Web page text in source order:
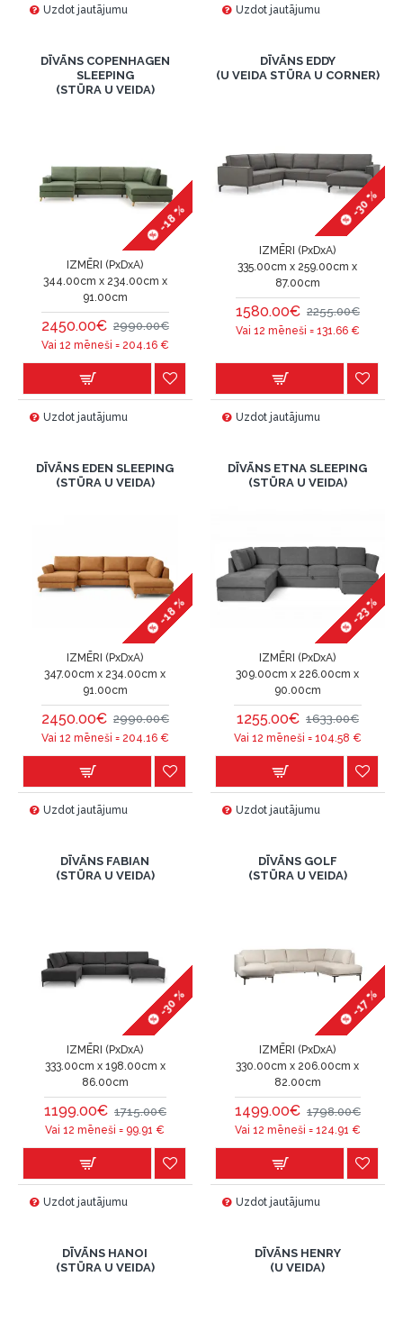
Uzdot jautājumu Uzdot jautājumu
DĪVĀNS COPENHAGEN
SLEEPING
(STŪRA U VEIDA)
-18 %
IZMĒRI (PxDxA)
344.00cm x 234.00cm x
91.00cm
2450.00€ 2990.00€
Vai 12 mēneši = 204.16€
Uzdot jautājumu
DĪVĀNS EDDY
(U VEIDA STŪRA U CORNER)
-30 %
IZMĒRI (PxDxA)
335.00cm x 259.00cm x
87.00cm
1580.00€ 2255.00€
Vai 12 mēneši = 131.66€
Uzdot jautājumu
DĪVĀNS EDEN SLEEPING
(STŪRA U VEIDA)
-18 %
IZMĒRI (PxDxA)
347.00cm x 234.00cm x
91.00cm
2450.00€ 2990.00€
Vai 12 mēneši = 204.16€
Uzdot jautājumu
DĪVĀNS ETNA SLEEPING
(STŪRA U VEIDA)
-23 %
IZMĒRI (PxDxA)
309.00cm x 226.00cm x
90.00cm
1255.00€ 1633.00€
Vai 12 mēneši = 104.58 €
Uzdot jautājumu
DĪVĀNS FABIAN
(STŪRA U VEIDA)
-30 %
IZMĒRI (PxDxA)
333.00cm x 198.00cm x
86.00cm
1199.00€ 1715.00€
Vai 12 mēneši = 99.91 €
Uzdot jautājumu
DĪVĀNS GOLF
(STŪRA U VEIDA)
-17 %
IZMĒRI (PxDxA)
330.00cm x 206.00cm x
82.00cm
1499.00€ 1798.00€
Vai 12 mēneši = 124.91 €
Uzdot jautājumu
DĪVĀNS HANOI
(STŪRA U VEIDA)
DĪVĀNS HENRY
(U VEIDA)